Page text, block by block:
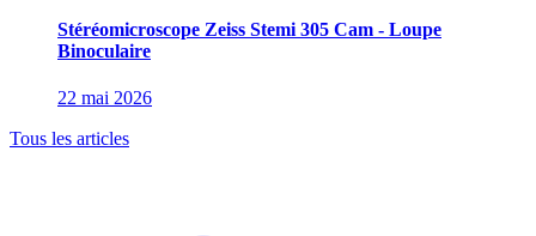
Stéréomicroscope Zeiss Stemi 305 Cam - Loupe
Binoculaire
22 mai 2026
Tous les articles